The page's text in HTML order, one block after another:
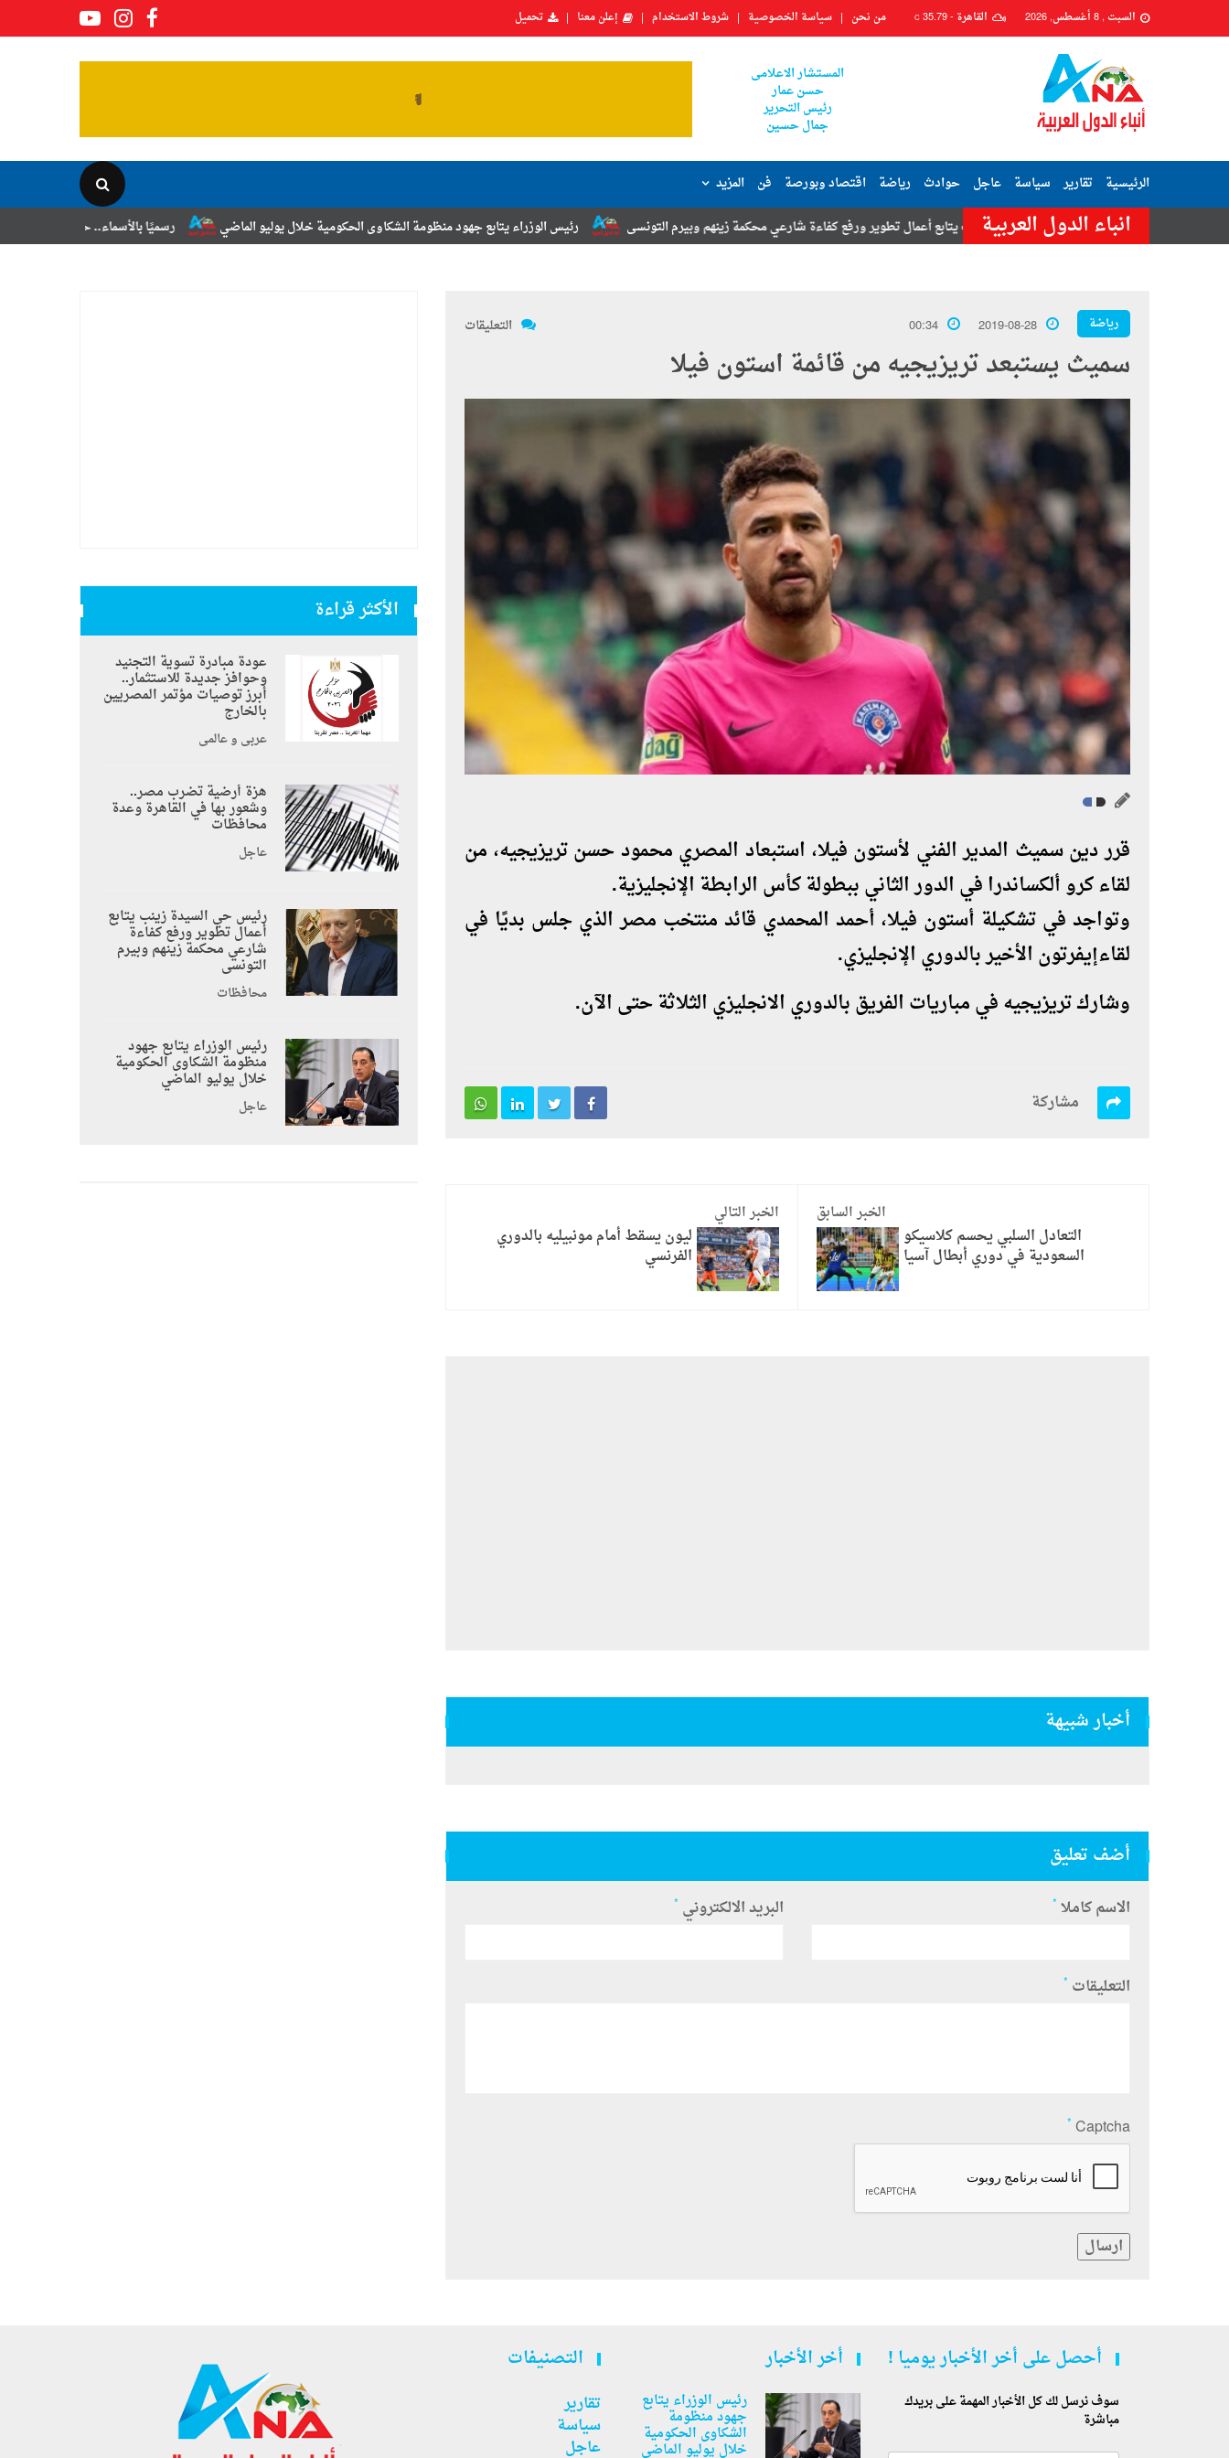
السبت , 8 أغسطس, 2026 القاهرة -35.79
C من نحن سياسة الخصوصية شروط الاستخدام إعلن معنا تحميل
المستشار الاعلامى
حسن عمار
رئيس التحرير
جمال حسين
الرئيسية تقارير سياسة عاجل حوادث رياضة اقتصاد وبورصة فن المزيد
انباء الدول العربية رسميًا بالأسماء.. حركة الترقيات والتنقلات لضباط رئيس الوزراء يتابع جهود منظومة الشكاوى الحكومية خلال يوليو الماضي رئيس حي السيدة زينب يتابع أعمال تطوير ورفع كفاءة شارعي محكمة زينهم وبيرم التونسى
رياضة 2019-08-28
00:34 التعليقات
سميث يستبعد تريزيجيه من قائمة استون فيلا
قرر دين سميث المدير الفني لأستون فيلا، استبعاد المصري محمود حسن تريزيجيه، من
لقاء كرو ألكساندرا في الدور الثاني ببطولة كأس الرابطة الإنجليزية.
وتواجد في تشكيلة أستون فيلا، أحمد المحمدي قائد منتخب مصر الذي جلس بديًا في
لقاءإيفرتون الأخير بالدوري الإنجليزي.
وشارك تريزيجيه في مباريات الفريق بالدوري الانجليزي الثلاثة حتى الآن.
مشاركة
الخبر السابق
التعادل السلبي يحسم كلاسيكو
السعودية في دوري أبطال آسيا
الخبر التالي
ليون يسقط أمام مونبيليه بالدوري
الفرنسي
أخبار شبيهة
أضف تعليق
الاسم كاملا * البريد الالكتروني *
التعليقات *
Captcha
*
ارسال
الأكثر قراءة
عودة مبادرة تسوية التجنيد
وحوافز جديدة للاستثمار..
أبرز توصيات مؤتمر المصريين
بالخارج
عربي و عالمي
هزة أرضية تضرب مصر..
وشعور بها في القاهرة وعدة
محافظات
عاجل
رئيس حي السيدة زينب يتابع
أعمال تطوير ورفع كفاءة
شارعي محكمة زينهم وبيرم
التونسى
محافظات
رئيس الوزراء يتابع جهود
منظومة الشكاوى الحكومية
خلال يوليو الماضي
عاجل
أحصل على أخر الأخبار يوميا !
سوف نرسل لك كل الأخبار المهمة على بريدك
مباشرة
أخر الأخبار
رئيس الوزراء يتابع
جهود منظومة
الشكاوى الحكومية
خلال يوليو الماضي
التصنيفات
تقارير
سياسة
عاجل